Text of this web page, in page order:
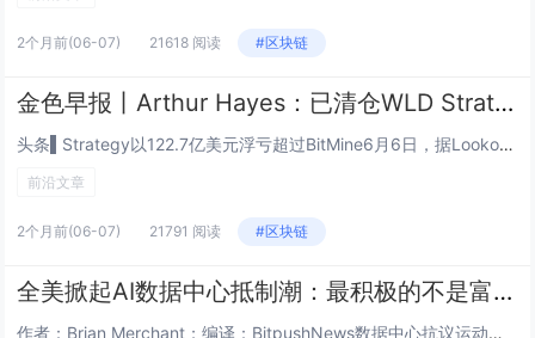
2个月前(06-07) 21618 阅读 #区块链
金色早报丨Arthur Hayes：已清仓WLD Strategy以122.7亿美元浮亏超过BitMine
头条▌Strategy以122.7亿美元浮亏超过BitMine6月6日，据Lookonchain监测，随着加密市场持续回调，Strategy持有的BTC浮亏已超过BitMine持有的ETH浮亏。其中Michael Saylor领导的Stra...
前沿文章
2个月前(06-07) 21791 阅读 #区块链
全美掀起AI数据中心抵制潮：最积极的不是富人区
作者：Brian Merchant；编译：BitpushNews数据中心抗议运动已经席卷全美。从佛蒙特州到俄克拉荷马州，从印第安纳州到加利福尼亚州，各大社区正在组织起来，以阻止科技行业在他们家门口疯狂扩建数据中心的步伐。本周，纽约州立法机构...